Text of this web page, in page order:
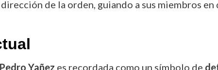
de la orden, guiando a sus miembros en
Pedro Yañez es recordada como un símbolo de